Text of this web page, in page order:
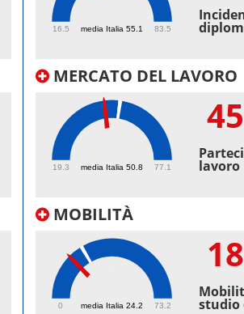
media Italia 55.1
16.5 83.5
MERCATO DEL LAVORO
media Italia 50.8
19.3 77.1 lavoro
MOBILITÀ
media Italia 24.2
0 73.2 studio